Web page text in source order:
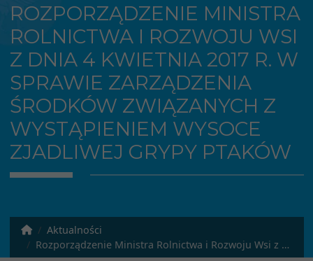
ROZPORZĄDZENIE MINISTRA
ROLNICTWA I ROZWOJU WSI
Z DNIA 4 KWIETNIA 2017 R. W
SPRAWIE ZARZĄDZENIA
ŚRODKÓW ZWIĄZANYCH Z
WYSTĄPIENIEM WYSOCE
ZJADLIWEJ GRYPY PTAKÓW
Aktualności
Rozporządzenie Ministra Rolnictwa i Rozwoju Wsi z dnia 4 kwietnia 2017 r. w sprawie zarządzenia środków związanych z wystąpieniem wysoce zjadliwej grypy ptaków